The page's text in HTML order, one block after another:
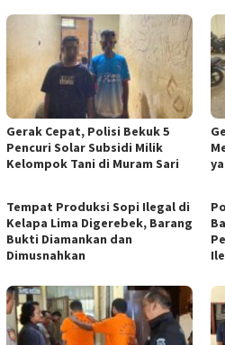
Gerak Cepat, Polisi Bekuk 5
Pencuri Solar Subsidi Milik
Kelompok Tani di Muram Sari
Tempat Produksi Sopi Ilegal di
Kelapa Lima Digerebek, Barang
Bukti Diamankan dan
Dimusnahkan